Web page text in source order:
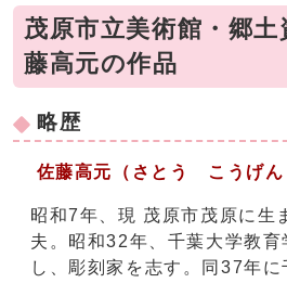
茂原市立美術館・郷
藤高元の作品
略歴
佐藤高元（さとう こうげ
昭和7年、現 茂原市茂原に生
夫。昭和32年、千葉大学教育
し、彫刻家を志す。同37年